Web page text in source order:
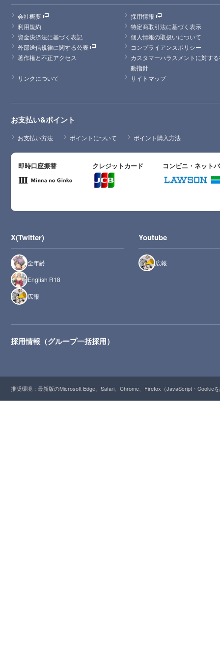
会社概要
採用情報
利用規約
特定商取引法に基づく表示
資金決済法に基づく表記
個人情報の取扱いについて
外部送信規律に関する公表
コンプライアンスポリシー
著作権と不正アクセス
カスタマーハラスメントに対す
動指針
リンクについて
サイトマップ
お支払い&ポイント
お支払い方法 ポイントについて ポイント購入方法
即時口座振替 クレジットカード コンビニ・ネット
X(Twitter)
全年齢
English R18
広報
Youtube
広報
採用情報（グループ一括採用）
推奨環境：最新版のMicrosoft Edge、Safari、Chrome、Firefox（JavaScript・Cookie